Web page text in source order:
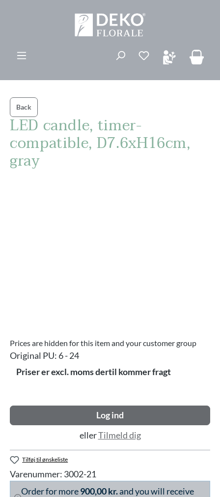
Du har 0
Back
LED candle, timer-
compatible, D7.6xH16cm,
gray
Prices are hidden for this item and your customer group
Original PU: 6 - 24
Priser er excl. moms dertil kommer fragt
Log ind
ellerTilmeld dig
Tilføj til ønskeliste
Varenummer: 3002-21
Order for more900,00 kr.and you will receive